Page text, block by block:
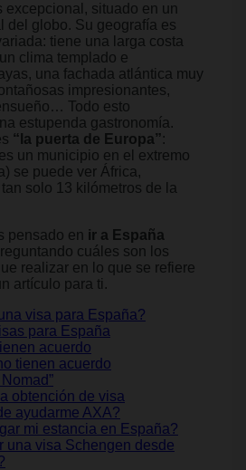
excepcional, situado en un
del globo. Su geografía es
tiene una larga costa
clima templado e
una fachada atlántica muy
impresionantes,
Todo esto
estupenda gastronomía.
“la puerta de Europa”:
un municipio en el extremo
se puede ver África,
tan solo 13 kilómetros de la
pensado en ir a España
cuáles son los
realizar en lo que se refiere
artículo para ti.
visa para España?
para España
acuerdo
tienen acuerdo
obtención de visa
ayudarme AXA?
mi estancia en España?
una visa Schengen desde